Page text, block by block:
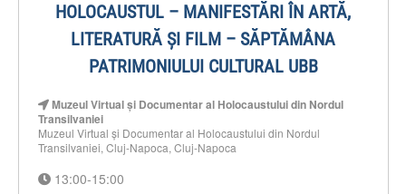
HOLOCAUSTUL – MANIFESTĂRI ÎN ARTĂ,
LITERATURĂ ȘI FILM – SĂPTĂMÂNA
PATRIMONIULUI CULTURAL UBB
Muzeul Virtual și Documentar al Holocaustului din Nordul
Transilvaniei
Muzeul Virtual și Documentar al Holocaustului din Nordul
Transilvaniei, Cluj-Napoca, Cluj-Napoca
13:00-15:00